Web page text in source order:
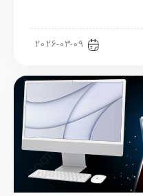
2026-03-09